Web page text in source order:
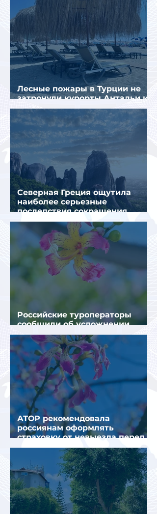
Лесные пожары в Турции не
затронули курорты Антальи и
Муглы
Северная Греция ощутила
наиболее серьезные
последствия сокращения
турпотока из России
Российские туроператоры
сообщили об усложнении
получения виз в Грецию
АТОР рекомендовала
россиянам оформлять
страховку от невыезда перед
поездкой в Грецию